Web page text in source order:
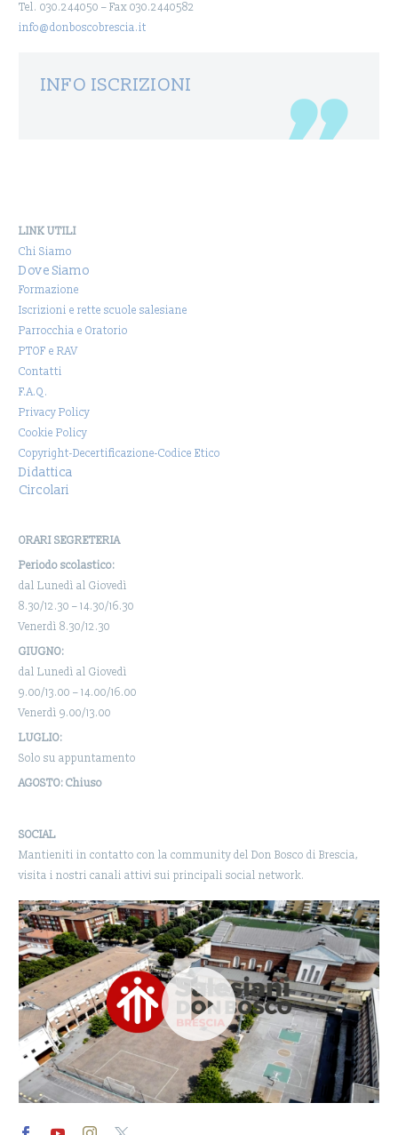
Tel. 030.244050 – Fax 030.2440582
info@donboscobrescia.it
INFO ISCRIZIONI
LINK UTILI
Chi Siamo
Dove Siamo
Formazione
Iscrizioni e rette scuole salesiane
Parrocchia e Oratorio
PTOF e RAV
Contatti
F.A.Q.
Privacy Policy
Cookie Policy
Copyright-Decertificazione-Codice Etico
Didattica
Circolari
ORARI SEGRETERIA
Periodo scolastico:
dal Lunedì al Giovedì
8.30/12.30 – 14.30/16.30
Venerdì 8.30/12.30
GIUGNO:
dal Lunedì al Giovedì
9.00/13.00 – 14.00/16.00
Venerdì 9.00/13.00
LUGLIO:
Solo su appuntamento
AGOSTO: Chiuso
SOCIAL
Mantieniti in contatto con la community del Don Bosco di Brescia,
visita i nostri canali attivi sui principali social network.
Player